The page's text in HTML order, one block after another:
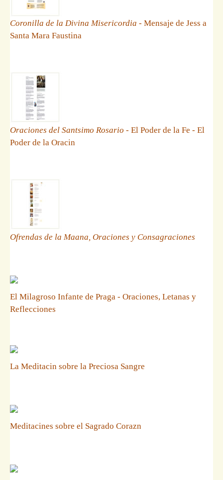
Coronilla de la Divina Misericordia - Mensaje de Jess a
Santa Mara Faustina
Oraciones del Santsimo Rosario - El Poder de la Fe - El
Poder de la Oracin
Ofrendas de la Maana, Oraciones y Consagraciones
El Milagroso Infante de Praga - Oraciones, Letanas y
Reflecciones
La Meditacin sobre la Preciosa Sangre
Meditacines sobre el Sagrado Corazn